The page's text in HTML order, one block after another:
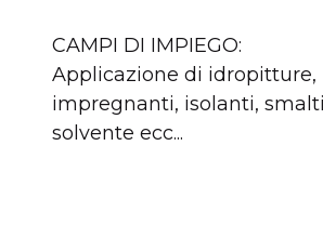
CAMPI DI IMPIEGO:
Applicazione di idropitture,
impregnanti, isolanti,
solvente ecc...